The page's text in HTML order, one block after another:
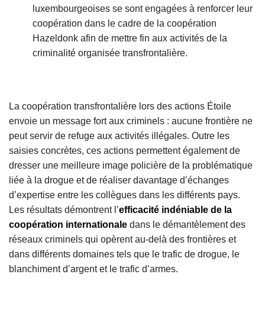
luxembourgeoises se sont engagées à renforcer leur
coopération dans le cadre de la coopération
Hazeldonk afin de mettre fin aux activités de la
criminalité organisée transfrontalière.
La coopération transfrontalière lors des actions Étoile
envoie un message fort aux criminels : aucune frontière ne
peut servir de refuge aux activités illégales. Outre les
saisies concrètes, ces actions permettent également de
dresser une meilleure image policière de la problématique
liée à la drogue et de réaliser davantage d’échanges
d’expertise entre les collègues dans les différents pays.
Les résultats démontrent l’efficacité indéniable de la
coopération internationale dans le démantèlement des
réseaux criminels qui opèrent au-delà des frontières et
dans différents domaines tels que le trafic de drogue, le
blanchiment d’argent et le trafic d’armes.